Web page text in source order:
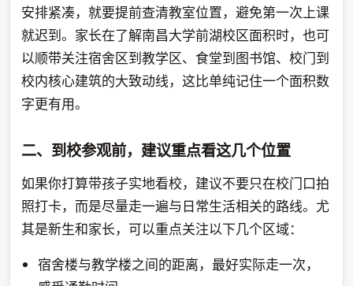
安排紧凑，就要提前查清教室位置，避免第一次上课
就迟到。家长在了解南昌大学前湖校区面积时，也可
以顺带关注宿舍区到教学区、食堂到图书馆、校门到
校内核心建筑的大致动线，这比单纯记住一个面积数
字更有用。
二、到校参观前，建议重点看这几个位置
如果你打算带孩子实地看校，建议不要只在校门口拍
照打卡，而是尽量走一遍与日常生活相关的路线。尤
其是新生和家长，可以重点关注以下几个区域：
宿舍楼与教学楼之间的距离，最好实际走一次，